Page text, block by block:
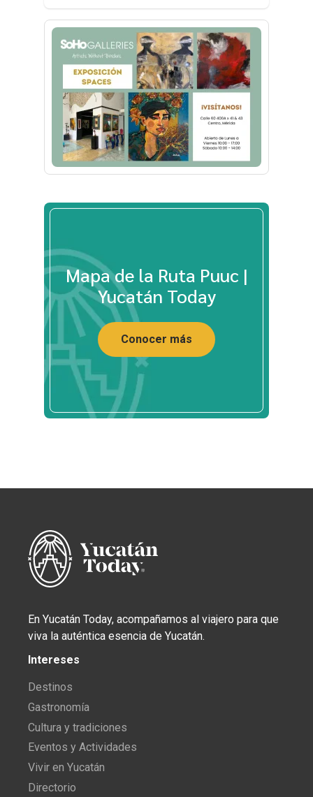
Mapa de la Ruta Puuc |
Yucatán Today
Conocer más
En Yucatán Today, acompañamos al viajero para que
viva la auténtica esencia de Yucatán.
Intereses
Destinos
Gastronomía
Cultura y tradiciones
Eventos y Actividades
Vivir en Yucatán
Directorio